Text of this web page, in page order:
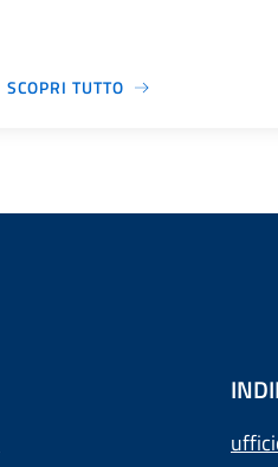
SCOPRI TUTTO